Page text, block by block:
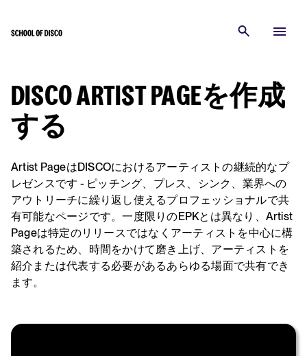
DISCO ARTIST PAGEを作成
する
Artist PageはDISCOにおけるアーティストの継続的なプ
レゼンスです - ピッチング、プレス、シンク、業界への
アウトリーチに繰り返し使えるプロフェッショナルで共
有可能なページです。一度限りのEPKとは異なり、Artist
Pageは特定のリリースではなくアーティストを中心に構
築されるため、時間をかけて磨き上げ、アーティストを
紹介または代表する必要があるあらゆる場面で共有でき
ます。